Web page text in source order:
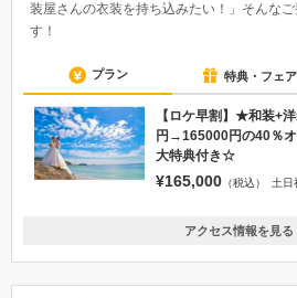
装屋さんの衣装を持ち込みたい！」そんな
す！
プラン 特典・フェア
【ロケ早割】★和装+
円→165000円の40％
大特典付き☆
¥165,000 （税込） 土日
神奈川県横浜市中区弁天通1-16
アクセス情報を見る